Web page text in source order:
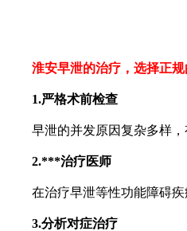
淮安早泄的治疗，选择正规
1.严格术前检查
早泄的并发原因复杂多样，
2.***治疗医师
在治疗早泄等性功能障碍疾
3.分析对症治疗